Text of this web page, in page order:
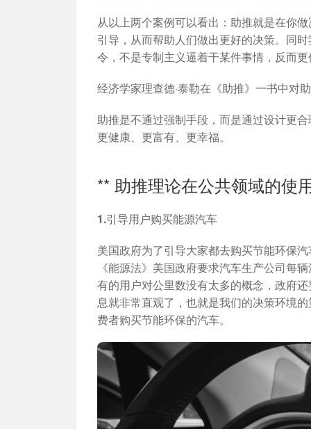
从以上两个案例可以看出：助推就是在你
引导，从而帮助人们做出更好的决策。同
令，不是专制主义逼着干某件事情，反而
经济学家理查德·泰勒在《助推》一书中对
助推是不通过强制手段，而是通过设计更
更健康、更富有、更幸福。
** 助推理论在公共领域的使
1.引导用户购买能源汽车
美国政府为了引导大家都去购买节能环保
《能源法》美国政府要求汽车生产公司每
有的用户对公里数没有太多的概念，政府
息就非常直观了，也就是我们的决策环境
费者购买节能环保的汽车。